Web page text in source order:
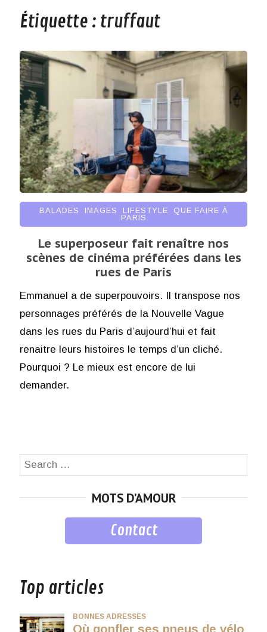
Étiquette : truffaut
BALADES IMAGES LIFESTYLE
QUE FAIRE À
PARIS
Le superposeur fait renaître nos
scènes de cinéma préférées dans les
rues de Paris
Emmanuel a de superpouvoirs. Il transpose nos
personnages préférés de la Nouvelle Vague
dans les rues du Paris d’aujourd’hui et fait
renaitre leurs histoires le temps d’un cliché.
Pourquoi ? Le mieux est encore de lui
demander.
Search
MOTS D’AMOUR
Contact
Top articles